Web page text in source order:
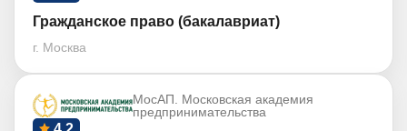
Гражданское право (бакалавриат)
г. Москва
МосАП. Московская академия
предпринимательства